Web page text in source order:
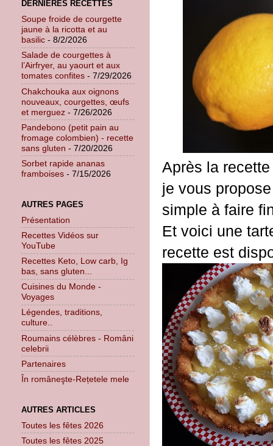
Après la
je vous
simple à faire
Et voici une
recette est
DERNIÈRES RECETTES
Soupe froide de courgette
jaune à la ricotta et au
basilic - 8/2/2026
Salade de courgettes à
l’Airfryer, au yaourt et aux
tomates confites - 7/29/2026
Chakchouka aux oignons
nouveaux, courgettes, œufs
et merguez - 7/26/2026
Pandebono (petit pain au
fromage colombien) - recette
sans gluten - 7/20/2026
Sorbet rapide ananas
framboises - 7/15/2026
AUTRES PAGES
Présentation
Recettes Vidéos sur
YouTube
Recettes Keto, Low carb, Ig
bas, sans gluten...
Cuisines du Monde -
Voyages
Légendes, traditions,
culture..
Roumains célèbres - Români
celebrii
Partenaires
În româneşte-Rețetele mele
AUTRES ARTICLES
Toutes les fêtes 2026
Toutes les fêtes 2025